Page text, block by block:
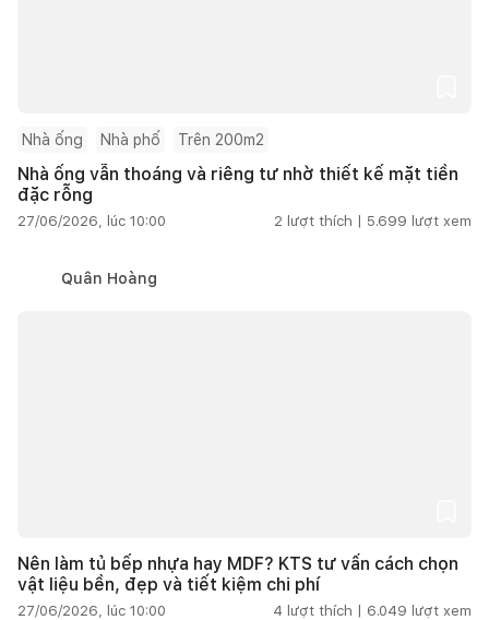
Nhà ống Nhà phố Trên 200m2
Nhà ống vẫn thoáng và riêng tư nhờ thiết kế mặt tiền
đặc rỗng
27/06/2026, lúc 10:00 2 lượt thích | 5.699 lượt xem
Quân Hoàng
Nên làm tủ bếp nhựa hay MDF? KTS tư vấn cách chọn
vật liệu bền, đẹp và tiết kiệm chi phí
27/06/2026, lúc 10:00 4 lượt thích | 6.049 lượt xem